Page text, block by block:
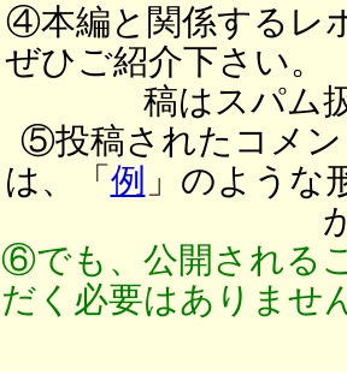
④本編と関係するレ
ぜひご紹介下さい。
稿はスパム
⑤投稿されたコメン
は、「 例 」のような
⑥でも、公開される
だく必要はありませ